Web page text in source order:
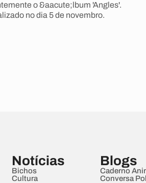
o &aacute;lbum 'Angles'.
no dia 5 de novembro.
Notícias
Bichos
Cultura
Blogs
Caderno
Conversa